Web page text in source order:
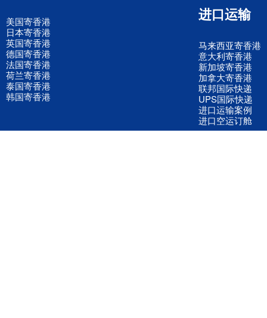
美国寄香港
日本寄香港
英国寄香港
德国寄香港
法国寄香港
荷兰寄香港
泰国寄香港
韩国寄香港
进口运输
马来西亚寄香港
意大利寄香港
新加坡寄香港
加拿大寄香港
联邦国际快递
UPS国际快递
进口运输案例
进口空运订舱